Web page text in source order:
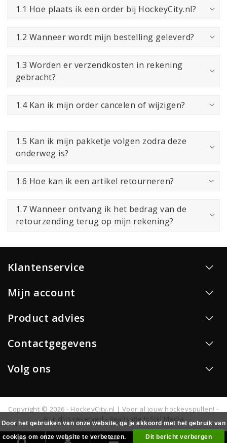
1.1 Hoe plaats ik een order bij HockeyCity.nl?
1.2 Wanneer wordt mijn bestelling geleverd?
1.3 Worden er verzendkosten in rekening
gebracht?
1.4 Kan ik mijn order cancelen of wijzigen?
1.5 Kan ik mijn pakketje volgen zodra deze
onderweg is?
1.6 Hoe kan ik een artikel retourneren?
1.7 Wanneer ontvang ik het bedrag van de
retourzending terug op mijn rekening?
Klantenservice
Mijn account
Product advies
Contactgegevens
Volg ons
Copyright © 2026 - HockeyCity.nl | Voor al jouw hockeyspullen! -
All rights reserved - Realisatie InStijl Media
0
Door het gebruiken van onze website, ga je akkoord met het gebruik van
cookies om onze website te verbeteren.
Dit bericht verbergen